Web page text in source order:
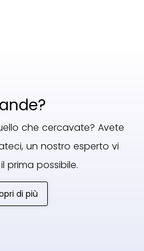
che cercavate? Avete
un nostro esperto vi
prima possibile.
di più